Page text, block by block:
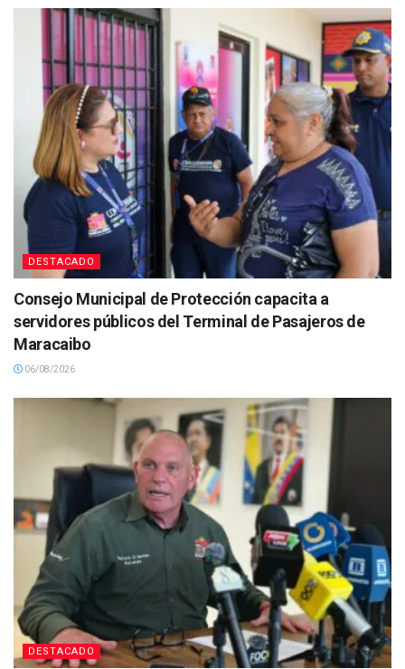
DESTACADO
Consejo Municipal de Protección capacita a
servidores públicos del Terminal de Pasajeros de
Maracaibo
06/08/2026
DESTACADO